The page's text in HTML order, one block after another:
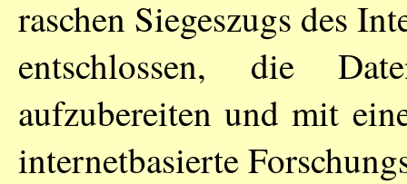
raschen Siegeszugs des
entschlossen, die
aufzubereiten und mit
internetbasierte